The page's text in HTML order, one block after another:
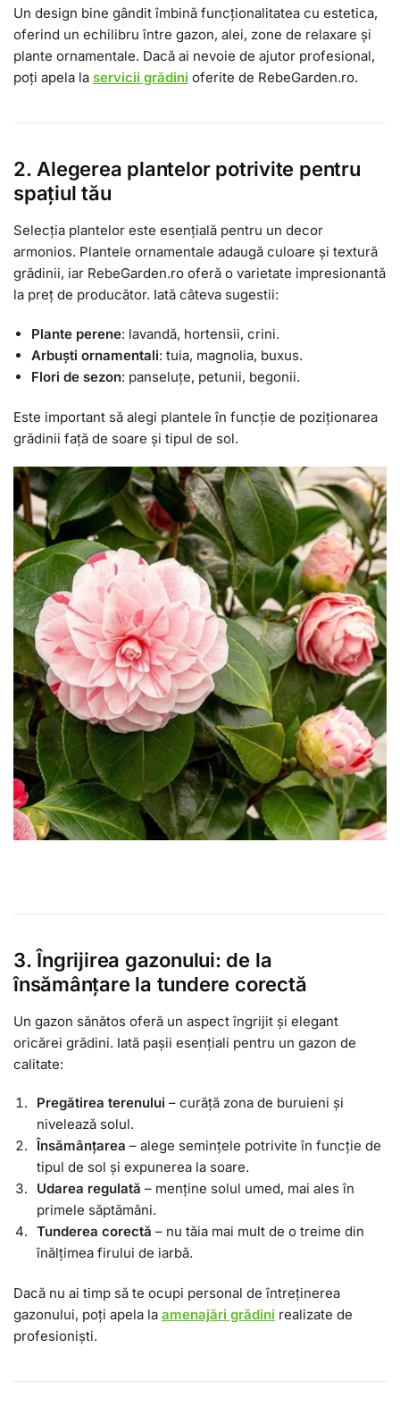
Un design bine gândit îmbină funcționalitatea cu estetica,
oferind un echilibru între gazon, alei, zone de relaxare și
plante ornamentale. Dacă ai nevoie de ajutor profesional,
poți apela la servicii grădini oferite de RebeGarden.ro.
2. Alegerea plantelor potrivite pentru
spațiul tău
Selecția plantelor este esențială pentru un decor
armonios. Plantele ornamentale adaugă culoare și textură
grădinii, iar RebeGarden.ro oferă o varietate impresionantă
la preț de producător. Iată câteva sugestii:
Plante perene: lavandă, hortensii, crini.
Arbuști ornamentali: tuia, magnolia, buxus.
Flori de sezon: panseluțe, petunii, begonii.
Este important să alegi plantele în funcție de poziționarea
grădinii față de soare și tipul de sol.
3. Îngrijirea gazonului: de la
însămânțare la tundere corectă
Un gazon sănătos oferă un aspect îngrijit și elegant
oricărei grădini. Iată pașii esențiali pentru un gazon de
calitate:
Pregătirea terenului – curăță zona de buruieni și
nivelează solul.
Însămânțarea – alege semințele potrivite în funcție de
tipul de sol și expunerea la soare.
Udarea regulată – menține solul umed, mai ales în
primele săptămâni.
Tunderea corectă – nu tăia mai mult de o treime din
înălțimea firului de iarbă.
Dacă nu ai timp să te ocupi personal de întreținerea
gazonului, poți apela la amenajări grădini realizate de
profesioniști.